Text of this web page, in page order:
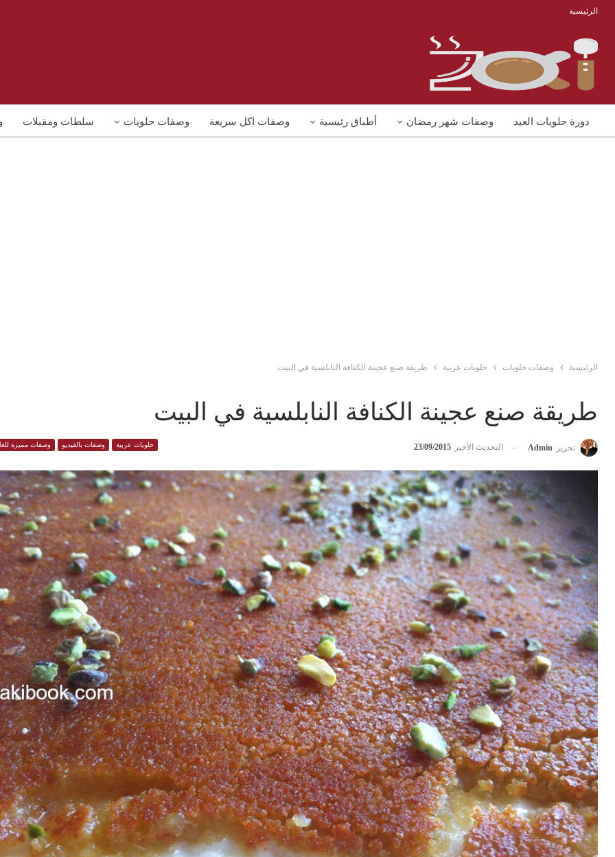
الرئيسية
دورة حلويات العيد وصفات شهر رمضان أطباق رئيسية وصفات اكل سريعة وصفات حلويات سلطات ومقبلات
الرئيسية وصفات حلويات حلويات عربية طريقة صنع عجينة الكنافة النابلسية في البيت
طريقة صنع عجينة الكنافة النابلسية في البيت
حلويات عربية وصفات بالفيديو وصفات مميزة تحرير Admin التحديث الأخير 23/09/2015